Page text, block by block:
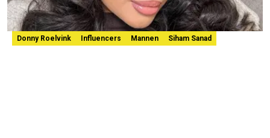
Donny Roelvink Influencers Mannen Siham Sanad